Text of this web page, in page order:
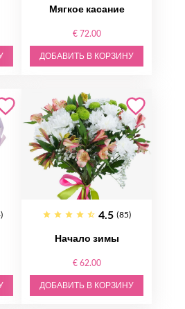
Мягкое касание
€ 72.00
ДОБАВИТЬ В КОРЗИНУ
4.5 (85)
Начало зимы
€ 62.00
ДОБАВИТЬ В КОРЗИНУ